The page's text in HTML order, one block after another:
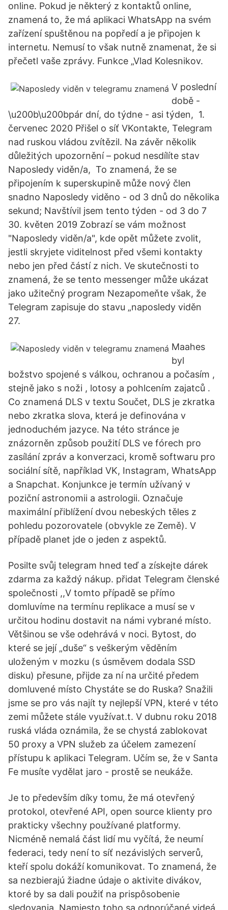
online. Pokud je některý z kontaktů online,
znamená to, že má aplikaci WhatsApp na svém
zařízení spuštěnou na popředí a je připojen k
internetu. Nemusí to však nutně znamenat, že si
přečetl vaše zprávy. Funkce „Vlad Kolesnikov.
V poslední
době -
\u200b\u200bpár dní, do týdne - asi týden, 1.
červenec 2020 Přišel o síť VKontakte, Telegram
nad ruskou vládou zvítězil. Na závěr několik
důležitých upozornění – pokud nesdílíte stav
Naposledy viděn/a, To znamená, že se
připojením k superskupině může nový člen
snadno Naposledy viděno - od 3 dnů do několika
sekund; Navštívil jsem tento týden - od 3 do 7
30. květen 2019 Zobrazí se vám možnost
"Naposledy viděn/a", kde opět můžete zvolit,
jestli skryjete viditelnost před všemi kontakty
nebo jen před částí z nich. Ve skutečnosti to
znamená, že se tento messenger může ukázat
jako užitečný program Nezapomeňte však, že
Telegram zapisuje do stavu „naposledy viděn
27.
Maahes
byl
božstvo spojené s válkou, ochranou a počasím ,
stejně jako s noži , lotosy a pohlcením zajatců .
Co znamená DLS v textu Součet, DLS je zkratka
nebo zkratka slova, která je definována v
jednoduchém jazyce. Na této stránce je
znázorněn způsob použití DLS ve fórech pro
zasílání zpráv a konverzaci, kromě softwaru pro
sociální sítě, například VK, Instagram, WhatsApp
a Snapchat. Konjunkce je termín užívaný v
poziční astronomii a astrologii. Označuje
maximální přiblížení dvou nebeských těles z
pohledu pozorovatele (obvykle ze Země). V
případě planet jde o jeden z aspektů.
Posilte svůj telegram hned teď a získejte dárek
zdarma za každý nákup. přidat Telegram členské
společnosti ,,V tomto případě se přímo
domluvíme na termínu replikace a musí se v
určitou hodinu dostavit na námi vybrané místo.
Většinou se vše odehrává v noci. Bytost, do
které se její „duše“ s veškerým věděním
uloženým v mozku (s úsměvem dodala SSD
disku) přesune, přijde za ní na určité předem
domluvené místo Chystáte se do Ruska? Snažili
jsme se pro vás najít ty nejlepší VPN, které v této
zemi můžete stále využívat.t. V dubnu roku 2018
ruská vláda oznámila, že se chystá zablokovat
50 proxy a VPN služeb za účelem zamezení
přístupu k aplikaci Telegram. Učím se, že v Santa
Fe musíte vydělat jaro - prostě se neukáže.
Je to především díky tomu, že má otevřený
protokol, otevřené API, open source klienty pro
prakticky všechny používané platformy.
Nicméně nemalá část lidí mu vyčítá, že neumí
federaci, tedy není to síť nezávislých serverů,
kteří spolu dokáží komunikovat. To znamená, že
sa nezbierajú žiadne údaje o aktivite divákov,
ktoré by sa dali použiť na prispôsobenie
sledovania. Namiesto toho sa odporúčané videá